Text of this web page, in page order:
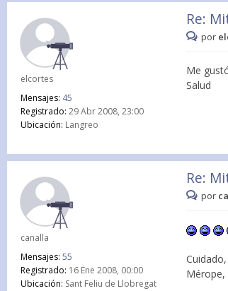
elcortes
Mensajes: 45
Registrado: 29 Abr 2008, 23:00
Ubicación: Langreo
Re:
por
Me
Salud
canalla
Mensajes: 55
Registrado: 16 Ene 2008, 00:00
Ubicación: Sant Feliu de Llobregat
Re:
por